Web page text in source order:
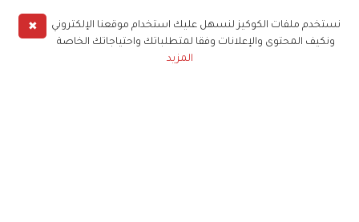
✖
نستخدم ملفات الكوكيز لنسهل عليك استخدام موقعنا الإلكتروني
ونكيف المحتوى والإعلانات وفقا لمتطلباتك واحتياجاتك الخاصة
المزيد